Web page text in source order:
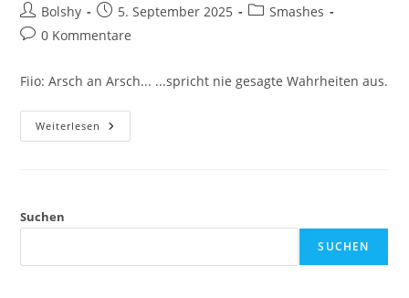
Beitrags-
Autor:
Bolshy
Beitrag
veröffentlicht:
5. September 2025
Beitrags-
Smashes
Beitrags-
0 Kommentare
Fiio: Arsch an Arsch... ...spricht nie gesagte Wahrheiten aus.
Weiterlesen Fiio:
Arsch
Suchen
SUCHEN